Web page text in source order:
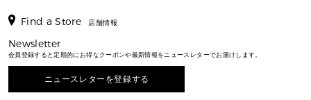
時計
メンズ バッグ
メンズ 財布・小物
メンズ財布・小物
メンズアクセサリー
メンズシューズ
3 IN 1 / 2 IN 1 バッグ
▶ メンズすべて
お財布レビュー ▸
▶ バッグすべて
通勤・通学アイテム
シューズ・靴
ウェア
エディターレビュー
Find a Store 店舗情報
Newsletter
会員登録すると定期的にお得なクーポンや最新情報をニュースレターでお届けします。
ニュースレターを登録する